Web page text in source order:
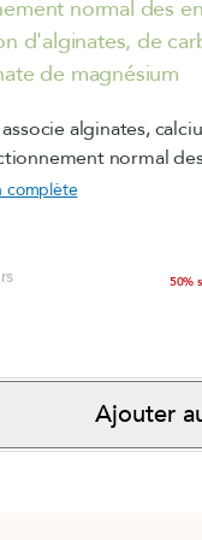
(lot)
normal des
d'alginates, de
de magnésium
alginates,
normal
complète
50%
Ajouter